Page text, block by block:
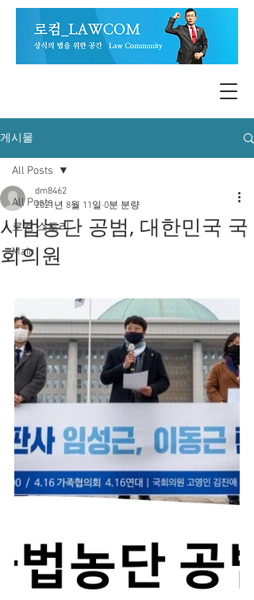
게시물
All Posts
로컴 스토리
Main
All Posts
사법농단 공범, 대한민국 국
회의원
dm8462
2021년 8월 11일 0분 분량